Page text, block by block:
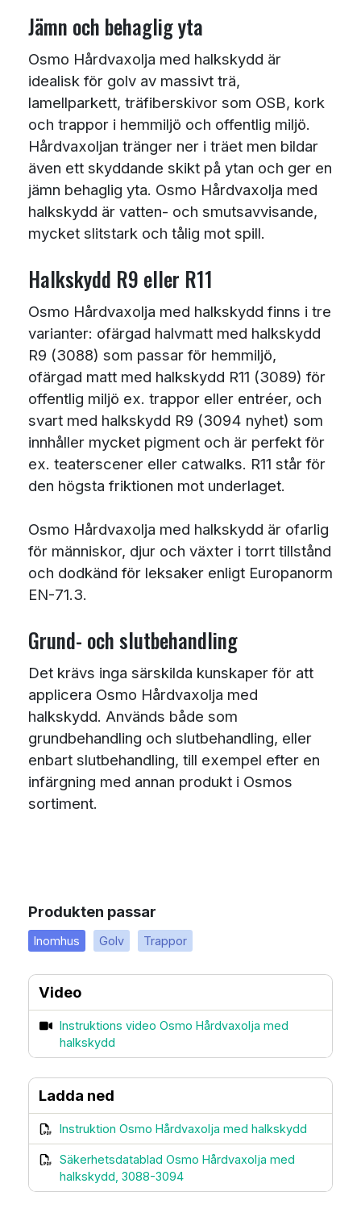
Jämn och behaglig yta
Osmo Hårdvaxolja med halkskydd är
idealisk för golv av massivt trä,
lamellparkett, träfiberskivor som OSB, kork
och trappor i hemmiljö och offentlig miljö.
Hårdvaxoljan tränger ner i träet men bildar
även ett skyddande skikt på ytan och ger en
jämn behaglig yta. Osmo Hårdvaxolja med
halkskydd är vatten- och smutsavvisande,
mycket slitstark och tålig mot spill.
Halkskydd R9 eller R11
Osmo Hårdvaxolja med halkskydd finns i tre
varianter: ofärgad halvmatt med halkskydd
R9 (3088) som passar för hemmiljö,
ofärgad matt med halkskydd R11 (3089) för
offentlig miljö ex. trappor eller entréer, och
svart med halkskydd R9 (3094 nyhet) som
innhåller mycket pigment och är perfekt för
ex. teaterscener eller catwalks. R11 står för
den högsta friktionen mot underlaget.
Osmo Hårdvaxolja med halkskydd är ofarlig
för människor, djur och växter i torrt tillstånd
och dodkänd för leksaker enligt Europanorm
EN-71.3.
Grund- och slutbehandling
Det krävs inga särskilda kunskaper för att
applicera Osmo Hårdvaxolja med
halkskydd. Används både som
grundbehandling och slutbehandling, eller
enbart slutbehandling, till exempel efter en
infärgning med annan produkt i Osmos
sortiment.
Produkten passar
Inomhus Golv Trappor
Video
Instruktions video Osmo Hårdvaxolja med
halkskydd
Ladda ned
Instruktion Osmo Hårdvaxolja med halkskydd
Säkerhetsdatablad Osmo Hårdvaxolja med
halkskydd, 3088-3094